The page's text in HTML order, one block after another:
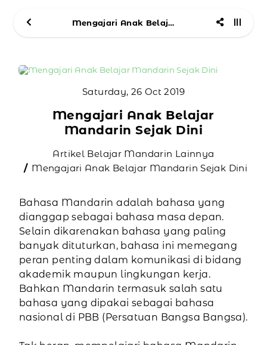
Mengajari Anak Belajar Mandarin Sejak Dini
Saturday, 26 Oct 2019
Mengajari Anak Belajar
Mandarin Sejak Dini
Artikel Belajar Mandarin Lainnya
Mengajari Anak Belajar Mandarin Sejak Dini
Bahasa Mandarin adalah bahasa yang
dianggap sebagai bahasa masa depan.
Selain dikarenakan bahasa yang paling
banyak dituturkan, bahasa ini memegang
peran penting dalam komunikasi di bidang
akademik maupun lingkungan kerja.
Bahkan Mandarin termasuk salah satu
bahasa yang dipakai sebagai bahasa
nasional di PBB (Persatuan Bangsa Bangsa).